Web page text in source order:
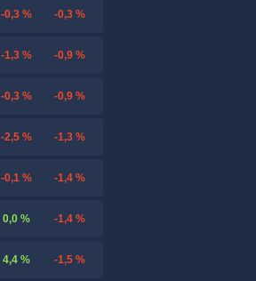
-0,3 % -0,3 %
-1,3 % -0,9 %
-0,3 % -0,9 %
-2,5 % -1,3 %
-0,1 % -1,4 %
0,0 % -1,4 %
4,4 % -1,5 %